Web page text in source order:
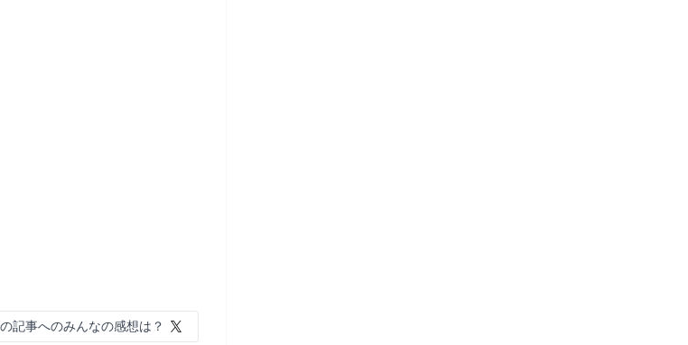
記事へのみんなの感想は？